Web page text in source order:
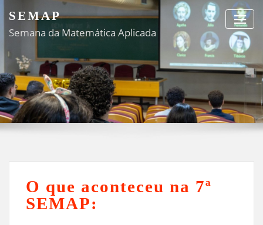
SEMAP
Semana da Matemática Aplicada
O que aconteceu na 7ª
SEMAP: